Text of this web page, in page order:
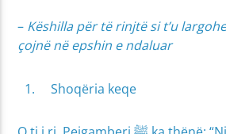
– Këshilla për të rinjtë si t’u
çojnë në epshin e ndaluar
Shoqëria keqe